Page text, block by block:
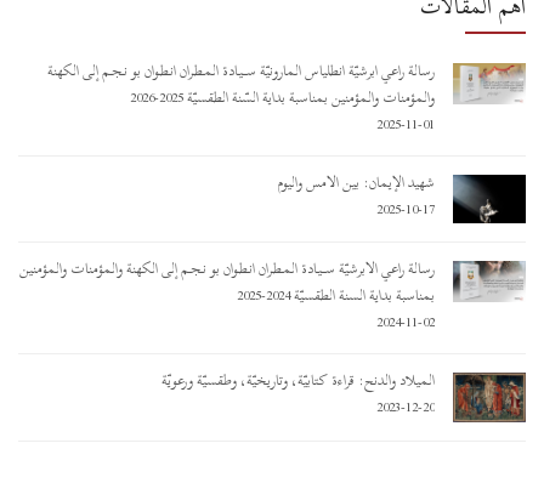
رسالة راعي أبرشيّة أنطلياس المارونيّة ســـيـادة المـطـران أنـطـوان بو نـجـم إلى الكهنة
والمؤمنات والمؤمنين بمناسبة بداية السّنة الطقسيّة 2025-2026
2025-11-01
شهيد الإيمان: بين الأمس واليوم
2025-10-17
رسالة راعي الأبرشيّة ســـيـادة المـطـران أنـطـوان بو نـجـم إلى الكهنة والمؤمنات والمؤمنين
بمناسبة بداية السنة الطقسيّة 2024-2025
2024-11-02
الميلاد والدنح: قراءة كتابيّة، وتاريخيّة، وطقسيّة ورعويّة
2023-12-20